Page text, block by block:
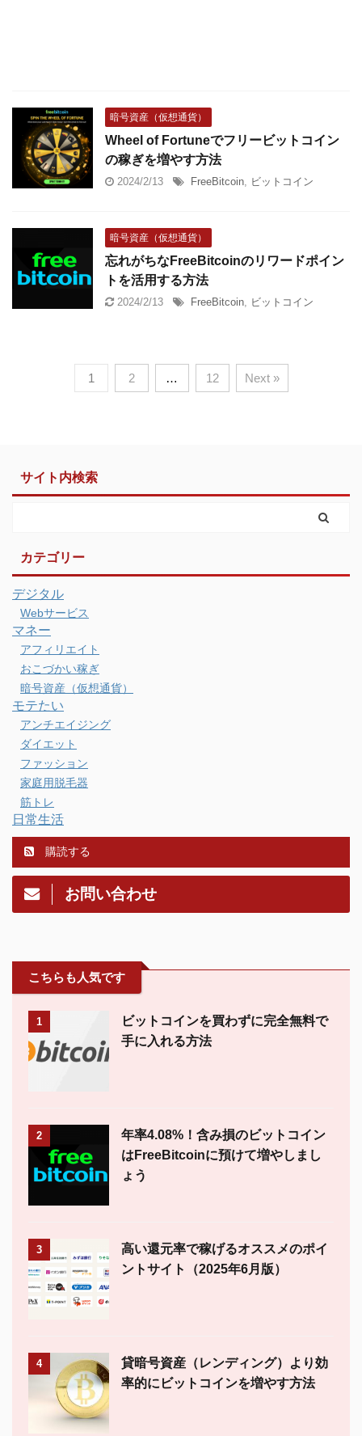
暗号資産（仮想通貨）
Wheel of Fortuneでフリービットコイン
の稼ぎを増やす方法
2024/2/13 FreeBitcoin, ビットコイン
暗号資産（仮想通貨）
忘れがちなFreeBitcoinのリワードポイン
トを活用する方法
2024/2/13 FreeBitcoin, ビットコイン
1 2 … 12 Next »
サイト内検索
カテゴリー
デジタル
Webサービス
マネー
アフィリエイト
おこづかい稼ぎ
暗号資産（仮想通貨）
モテたい
アンチエイジング
ダイエット
ファッション
家庭用脱毛器
筋トレ
日常生活
購読する
お問い合わせ
こちらも人気です
1
ビットコインを買わずに完全無料で
手に入れる方法
2
年率4.08%！含み損のビットコイン
はFreeBitcoinに預けて増やしまし
ょう
3
高い還元率で稼げるオススメのポイ
ントサイト（2025年6月版）
4
貸暗号資産（レンディング）より効
率的にビットコインを増やす方法